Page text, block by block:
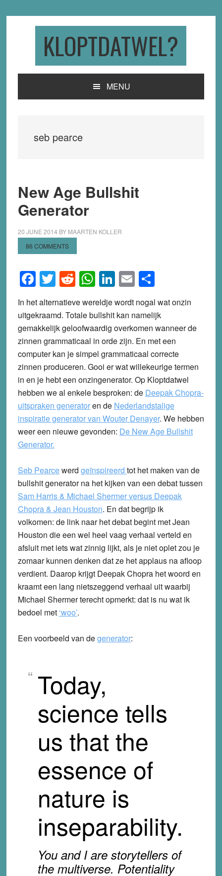
KLOPTDATWEL?
MENU
seb pearce
New Age Bullshit
Generator
20 JUNE 2014 BY MAARTEN KOLLER
86 COMMENTS
Facebook
Twitter
Reddit
WhatsApp
LinkedIn
EmailShare
In het alternatieve wereldje wordt nogal wat onzin
uitgekraamd. Totale bullshit kan namelijk
gemakkelijk geloofwaardig overkomen wanneer de
zinnen grammaticaal in orde zijn. En met een
computer kan je simpel grammaticaal correcte
zinnen produceren. Gooi er wat willekeurige termen
in en je hebt een onzingenerator. Op Kloptdatwel
hebben we al enkele besproken: de Deepak Chopra-
uitspraken generatoren de Nederlandstalige
inspiratie generator van Wouter Denayer. We hebben
weer een nieuwe gevonden: De New Age Bullshit
Generator.
Seb Pearcewerd geïnspireerd tot het maken van de
bullshit generator na het kijken van een debat tussen
Sam Harris & Michael Shermer versus Deepak
Chopra & Jean Houston. En dat begrijp ik
volkomen: de link naar het debat begint met Jean
Houston die een wel heel vaag verhaal verteld en
afsluit met iets wat zinnig lijkt, als je niet oplet zou je
zomaar kunnen denken dat ze het applaus na afloop
verdient. Daarop krijgt Deepak Chopra het woord en
kraamt een lang nietszeggend verhaal uit waarbij
Michael Shermer terecht opmerkt: dat is nu wat ik
bedoel met ‘woo’.
Een voorbeeld van degenerator:
Today,
science tells
us that the
essence of
nature is
inseparability.
You and I are storytellers of
the multiverse. Potentiality